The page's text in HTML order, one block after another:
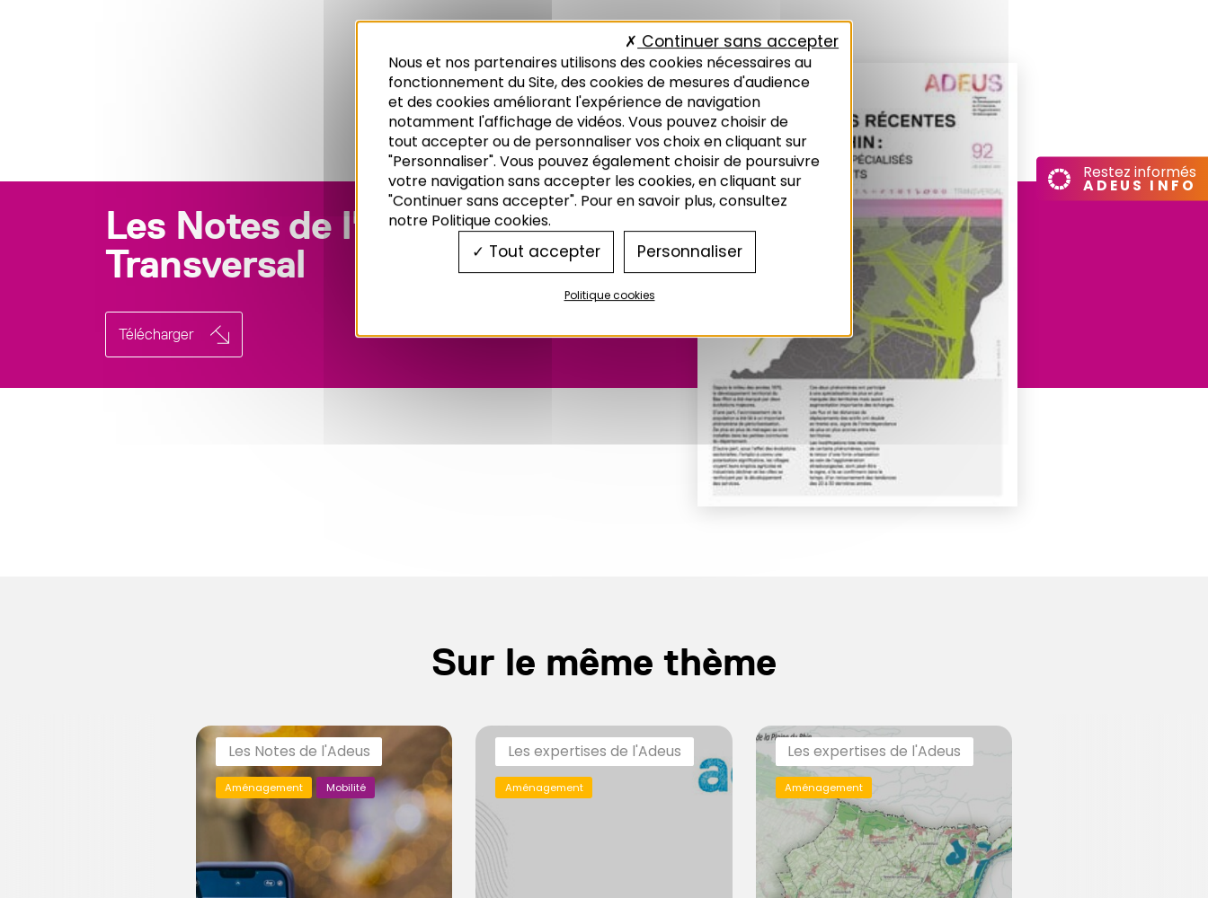
Recherche
Les Notes de l'Adeus n°92 :
Transversal
Télécharger
Sur le même thème
Les Notes de l'Adeus
Aménagement Mobilité
Les expertises de l'Adeus
Aménagement
Les expertises de l'Adeus
Aménagement
Restez informés
ADEUS INFO
Nous et nos partenaires utilisons des cookies nécessaires au
fonctionnement du Site, des cookies de mesures d'audience
et des cookies améliorant l'expérience de navigation
notamment l'affichage de vidéos. Vous pouvez choisir de
tout accepter ou de personnaliser vos choix en cliquant sur
"Personnaliser". Vous pouvez également choisir de poursuivre
votre navigation sans accepter les cookies, en cliquant sur
"Continuer sans accepter". Pour en savoir plus, consultez
notre Politique cookies.
Tout accepter
Continuer sans accepter
Personnaliser
Politique cookies